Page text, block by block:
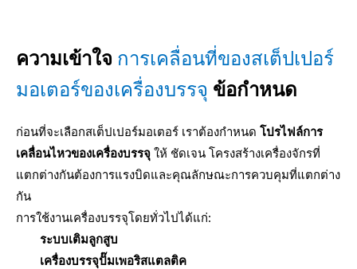
ความเข้าใจ การเคลื่อนที่ของสเต็ปเปอร์
มอเตอร์ของเครื่องบรรจุ ข้อกำหนด
ก่อนที่จะเลือกสเต็ปเปอร์มอเตอร์ เราต้องกำหนด โปรไฟล์การ
เคลื่อนไหวของเครื่องบรรจุ ให้ ชัดเจน โครงสร้างเครื่องจักรที่
แตกต่างกันต้องการแรงบิดและคุณลักษณะการควบคุมที่แตกต่าง
กัน
การใช้งานเครื่องบรรจุโดยทั่วไปได้แก่:
ระบบเติมลูกสูบ
เครื่องบรรจุปั๊มเพอริสแตลติค